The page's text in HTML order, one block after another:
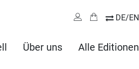
DE/EN
Über uns Alle Editionen